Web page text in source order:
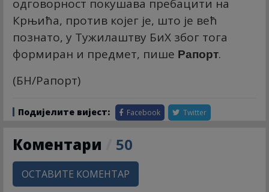
одговорност покушава пребацити на
Крњића, против којег је, што је већ
познато, у Тужилаштву БиХ због тога
формиран и предмет, пише Рапорт.
(БН/Рапорт)
Подијелите вијест: Facebook Twitter
Коментари 50
ОСТАВИТЕ КОМЕНТАР